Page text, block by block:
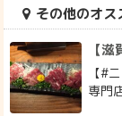
その他のオス
【
【#
専門